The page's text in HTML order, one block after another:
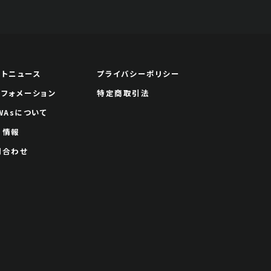
ニュース
ォメーション
について
報
わせ
プライバシーポリシー
特定商取引法